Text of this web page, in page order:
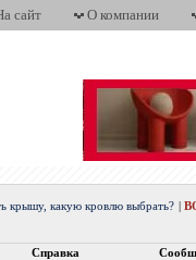
сайт О компании
крышу, какую кровлю выбрать?
Справка